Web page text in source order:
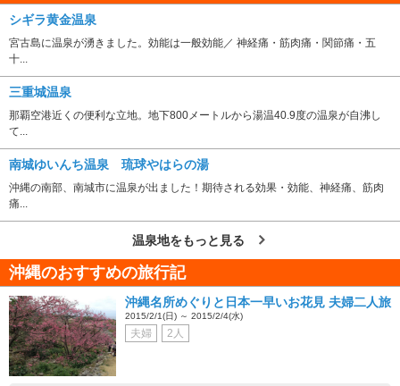
シギラ黄金温泉
宮古島に温泉が湧きました。効能は一般効能／ 神経痛・筋肉痛・関節痛・五
十...
三重城温泉
那覇空港近くの便利な立地。地下800メートルから湯温40.9度の温泉が自沸し
て...
南城ゆいんち温泉 琉球やはらの湯
沖縄の南部、南城市に温泉が出ました！期待される効果・効能、神経痛、筋肉
痛...
温泉地をもっと見る
沖縄のおすすめの旅行記
沖縄名所めぐりと日本一早いお花見 夫婦二人旅
2015/2/1(日) ～ 2015/2/4(水)
夫婦 2人